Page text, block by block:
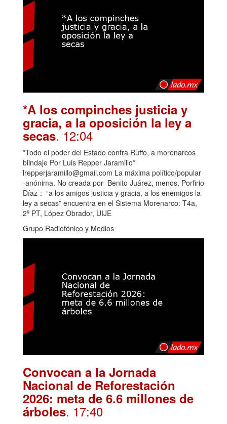
*A los compinches justicia y
gracia, a la oposición la ley a
secas. 12:04
*Todo el poder del Estado contra Ruffo, a morenarcos
blindaje Por Luis Repper Jaramillo*
lrepperjaramillo@gmail.com La máxima político/popular
-anónima. No creada por Benito Juárez, menos, Porfirio
Díaz-: “a los amigos justicia y gracia, a los enemigos la
ley a secas” encuentra en el Sistema Morenarco: T4a,
2º PT, López Obrador, UIJE
Grupo Radiofónico y Medios
Convocan a la Jornada
Nacional de Reforestación
2026: meta de 6.6 millones de
árboles. 17:40